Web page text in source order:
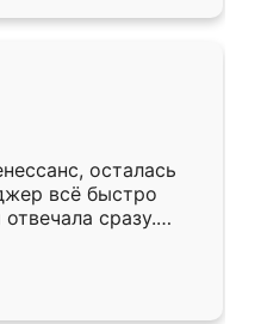
разнообразный.
потребуется из
только здесь.
осталась
всё быстро
сразу.
подошёл к
Собрали
аккуратно, даже